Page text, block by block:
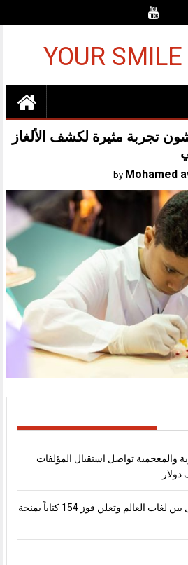
YOUR
تجربة مثيرة لكشف الألغاز
Mohamed
والمعجمية تواصل استقبال المؤلفات
“الشارقة للكتاب” تعزز التواصل بين لغات العالم وتعلن فوز 154 كتاباً بمنحة